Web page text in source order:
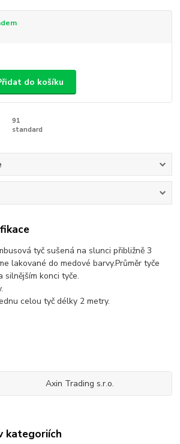
do košíku
91
standard
tyč sušená na slunci přibližně 3
lakované do medové barvy.Průměr tyče
silnějším konci tyče.
celou tyč délky 2 metry.
Axin Trading s.r.o.
kategoriích